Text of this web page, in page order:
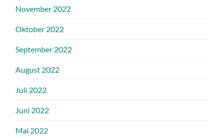
November 2022
Oktober 2022
September 2022
August 2022
Juli 2022
Juni 2022
Mai 2022